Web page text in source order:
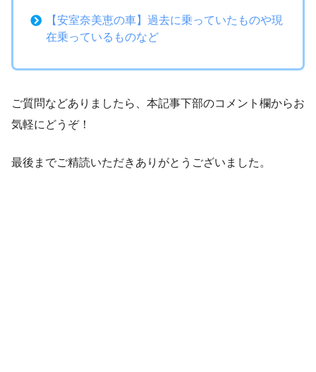
【安室奈美恵の車】過去に乗っていたものや現
在乗っているものなど
ご質問などありましたら、本記事下部のコメント欄からお
気軽にどうぞ！
最後までご精読いただきありがとうございました。